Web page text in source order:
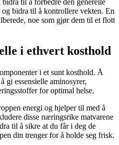
og bidra til å kontrollere vekten. En
noe som gjør dem til et flott
i ethvert kosthold
i et sunt kosthold. Å
gi essensielle aminosyrer,
for optimal helse.
energi og hjelper til med å
disse næringsrike matvarene
til å sikre at du får i deg de
din trenger for å holde seg frisk.